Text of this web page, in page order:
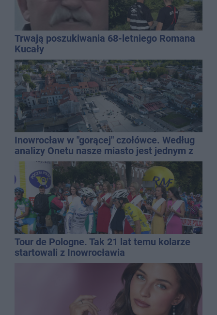
Trwają poszukiwania 68-letniego Romana
Kucały
Inowrocław w "gorącej" czołówce. Według
analizy Onetu nasze miasto jest jednym z
najbardziej narażonych na upały
Tour de Pologne. Tak 21 lat temu kolarze
startowali z Inowrocławia